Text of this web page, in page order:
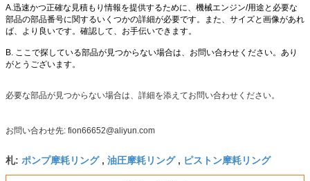
A.迅速かつ正確な見積もり情報を提供するために、機械エンジン/用途と必要な
部品の部品番号に関するいくつかの詳細が必要です。また、サイズと画像があれ
ば、より良いです。確認して、お手伝いできます。
B. ここで探している部品が見つからない場合は、お問い合わせください。あり
がとうございます。
必要な部品が見つからない場合は、詳細を添えてお問い合わせください。
お問い合わせ先: fion66652@aliyun.com
札: ポンプ摩耗リング, 油圧摩耗リング, ピストン摩耗リング